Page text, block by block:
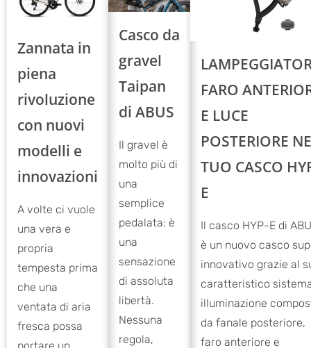
Zannata in
piena
rivoluzione
con nuovi
modelli e
innovazioni
A volte ci vuole
una vera e
propria
tempesta prima
che una
ventata di aria
fresca possa
Casco da
gravel
Taipan
di ABUS
Il gravel è
molto più di
una
semplice
pedalata: è
una
sensazione
di assoluta
libertà.
Nessuna
regola,
FARO
E LUCE
POSTERIORE
TUO CASCO
E
Il casco HYP-E di
è un nuovo casco
innovativo grazie al
caratteristico
illuminazione
da fanale posteriore,
faro anteriore e